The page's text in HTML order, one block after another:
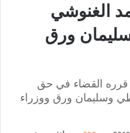
الغنوشي
ورق
القضاء في حق
وسليمان ورق ووزراء